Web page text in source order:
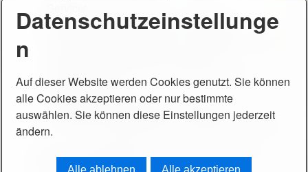
Beratende Mitwirkung bei kommunalen
Bahnhofsinitiative und im Familienzentrum
Bürkle-Bleiche.
Kooperationen mit anderen Vereinen,
Verbänden, Organisationen und Gruppierungen
jederzeit interessiert!
Datenschutzeinstellunge
n
Auf dieser Website werden Cookies genutzt. Sie können
alle Cookies akzeptieren oder nur bestimmte
auswählen. Sie können diese Einstellungen jederzeit
ändern.
Alle ablehnen Alle akzeptieren